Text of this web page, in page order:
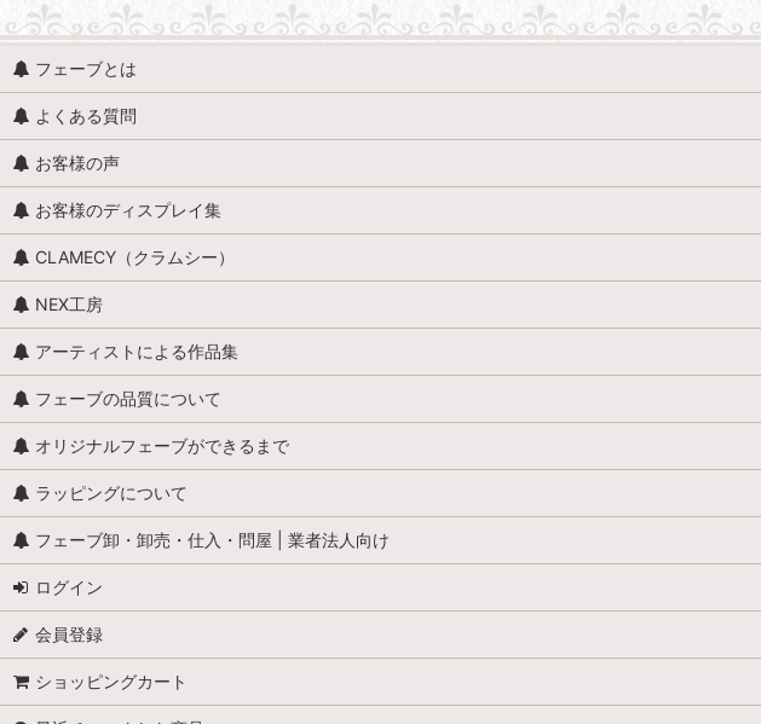
フェーブとは
よくある質問
お客様の声
お客様のディスプレイ集
CLAMECY（クラムシー）
NEX工房
アーティストによる作品集
フェーブの品質について
オリジナルフェーブができるまで
ラッピングについて
フェーブ卸・卸売・仕入・問屋 | 業者法人向け
ログイン
会員登録
ショッピングカート